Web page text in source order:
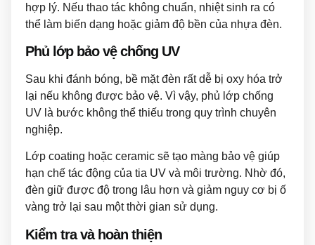
hợp lý. Nếu thao tác không chuẩn, nhiệt sinh ra có
thể làm biến dạng hoặc giảm độ bền của nhựa đèn.
Phủ lớp bảo vệ chống UV
Sau khi đánh bóng, bề mặt đèn rất dễ bị oxy hóa trở
lại nếu không được bảo vệ. Vì vậy, phủ lớp chống
UV là bước không thể thiếu trong quy trình chuyên
nghiệp.
Lớp coating hoặc ceramic sẽ tạo màng bảo vệ giúp
hạn chế tác động của tia UV và môi trường. Nhờ đó,
đèn giữ được độ trong lâu hơn và giảm nguy cơ bị ố
vàng trở lại sau một thời gian sử dụng.
Kiểm tra và hoàn thiện